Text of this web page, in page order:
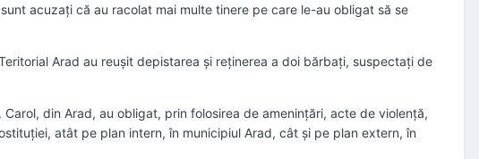
acuzaţi că au racolat mai multe tinere pe care le-au obligat să se
Arad au reuşit depistarea şi reţinerea a doi bărbaţi, suspectaţi de
din Arad, au obligat, prin folosirea de ameninţări, acte de violenţă,
atât pe plan intern, în municipiul Arad, cât şi pe plan extern, în